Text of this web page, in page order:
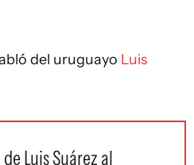
del uruguayo Luis
Luis Suárez al